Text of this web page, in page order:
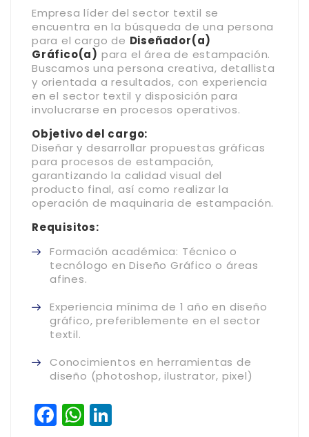
Empresa líder del sector textil se
encuentra en la búsqueda de una persona
para el cargo de Diseñador(a)
Gráfico(a) para el área de estampación.
Buscamos una persona creativa, detallista
y orientada a resultados, con experiencia
en el sector textil y disposición para
involucrarse en procesos operativos.
Objetivo del cargo:
Diseñar y desarrollar propuestas gráficas
para procesos de estampación,
garantizando la calidad visual del
producto final, así como realizar la
operación de maquinaria de estampación.
Requisitos:
Formación académica: Técnico o
tecnólogo en Diseño Gráfico o áreas
afines.
Experiencia mínima de 1 año en diseño
gráfico, preferiblemente en el sector
textil.
Conocimientos en herramientas de
diseño (photoshop, ilustrator, pixel)
Facebook
WhatsApp